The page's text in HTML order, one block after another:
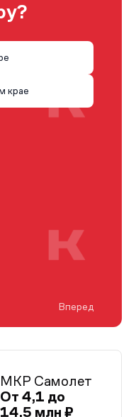
МКР Самолет
От 4,1 до
14,5 млн ₽
крае
Вперед